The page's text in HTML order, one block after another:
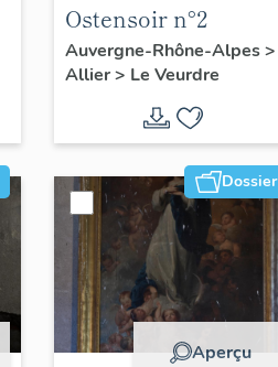
Ostensoir n°2
Auvergne-Rhône-Alpes>
Allier> Le Veurdre
Dossier
Aperçu